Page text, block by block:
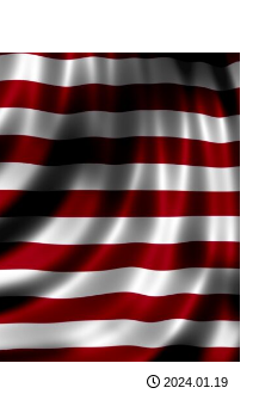
2024.01.19